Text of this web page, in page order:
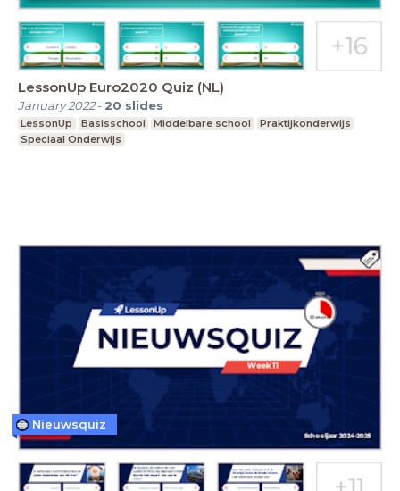
LessonUp Euro2020 Quiz (NL)
January 2022- 20 slides
LessonUp Basisschool Middelbare school
Praktijkonderwijs
Speciaal Onderwijs
Nieuwsquiz